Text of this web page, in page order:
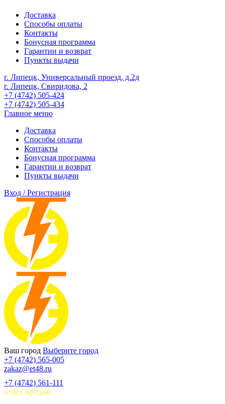
Доставка
Способы оплаты
Контакты
Бонусная программа
Гарантии и возврат
Пункты выдачи
г. Липецк, Универсальный проезд, д.2д
г. Липецк, Свиридова, 2
+7 (4742) 505-424
+7 (4742) 505-434
Главное меню
Доставка
Способы оплаты
Контакты
Бонусная программа
Гарантии и возврат
Пункты выдачи
Вход / Регистрация
Ваш город Выберите город
+7 (4742) 565-005
zakaz@et48.ru
+7 (4742) 561-111
отдел продаж